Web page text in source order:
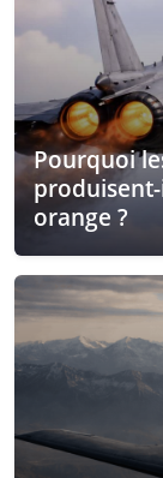
Pourquoi
orange ?